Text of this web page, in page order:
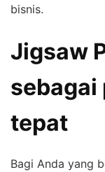
bisnis.
Jigsaw
sebagai
tepat
Bagi Anda yang